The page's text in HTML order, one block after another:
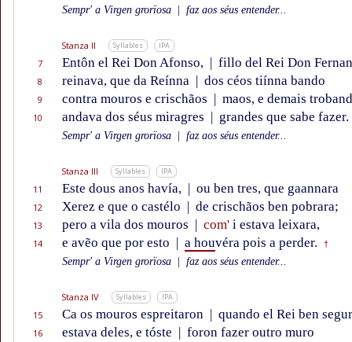
Sempr' a Virgen grorïosa faz aos séus entender...
Stanza II Syllables IPA
7 Entôn el Rei Don Afonso, | fillo del Rei Don
8 reinava, que da Reínna | dos céos tiínna bando
9 contra mouros e crischãos | maos, e demais
10 andava dos séus miragres | grandes que sabe fazer.
Sempr' a Virgen grorïosa faz aos séus entender...
Stanza III Syllables IPA
11 Este dous anos havía, | ou ben tres, que gaannara
12 Xerez e que o castélo | de crischãos ben pobrara;
13 pero a vila dos mouros | com' i estava leixara,
14 e avẽo que por esto | a houvéra pois a perder. †
Sempr' a Virgen grorïosa faz aos séus entender...
Stanza IV Syllables IPA
15 Ca os mouros espreitaron | quando el Rei ben
16 estava deles, e tóste | foron fazer outro muro